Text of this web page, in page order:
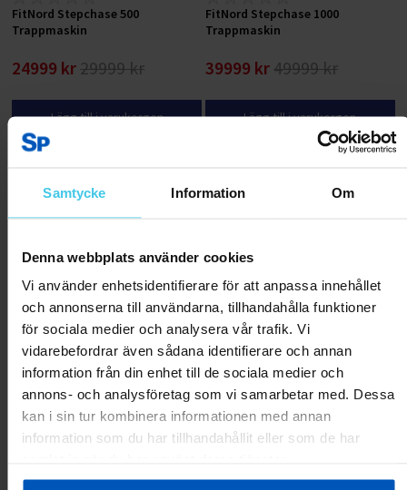
Samtycke Information Om
Denna webbplats använder cookies
Vi använder enhetsidentifierare för att anpassa innehållet
och annonserna till användarna, tillhandahålla funktioner
för sociala medier och analysera vår trafik. Vi
vidarebefordrar även sådana identifierare och annan
information från din enhet till de sociala medier och
annons- och analysföretag som vi samarbetar med. Dessa
kan i sin tur kombinera informationen med annan
information som du har tillhandahållit eller som de har
FitNord Stepchase 500
Trappmaskin
24999 kr 29999 kr
Lägg till i varukorgen
FitNord Stepchase 1000
Trappmaskin
39999 kr49999 kr
Lägg till i varukorgen